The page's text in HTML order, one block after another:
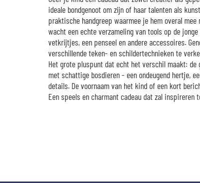
ideale bondgenoot om zijn of haar talenten als
praktische handgreep waarmee je hem overal
wacht een echte verzameling van tools op de
vetkrijtjes, een penseel en andere accessoires.
verschillende teken- en schildertechnieken te
Het grote pluspunt dat echt het verschil maakt:
met schattige bosdieren - een ondeugend hertje,
details. De voornaam van het kind of een kort
Een speels en charmant cadeau dat zal